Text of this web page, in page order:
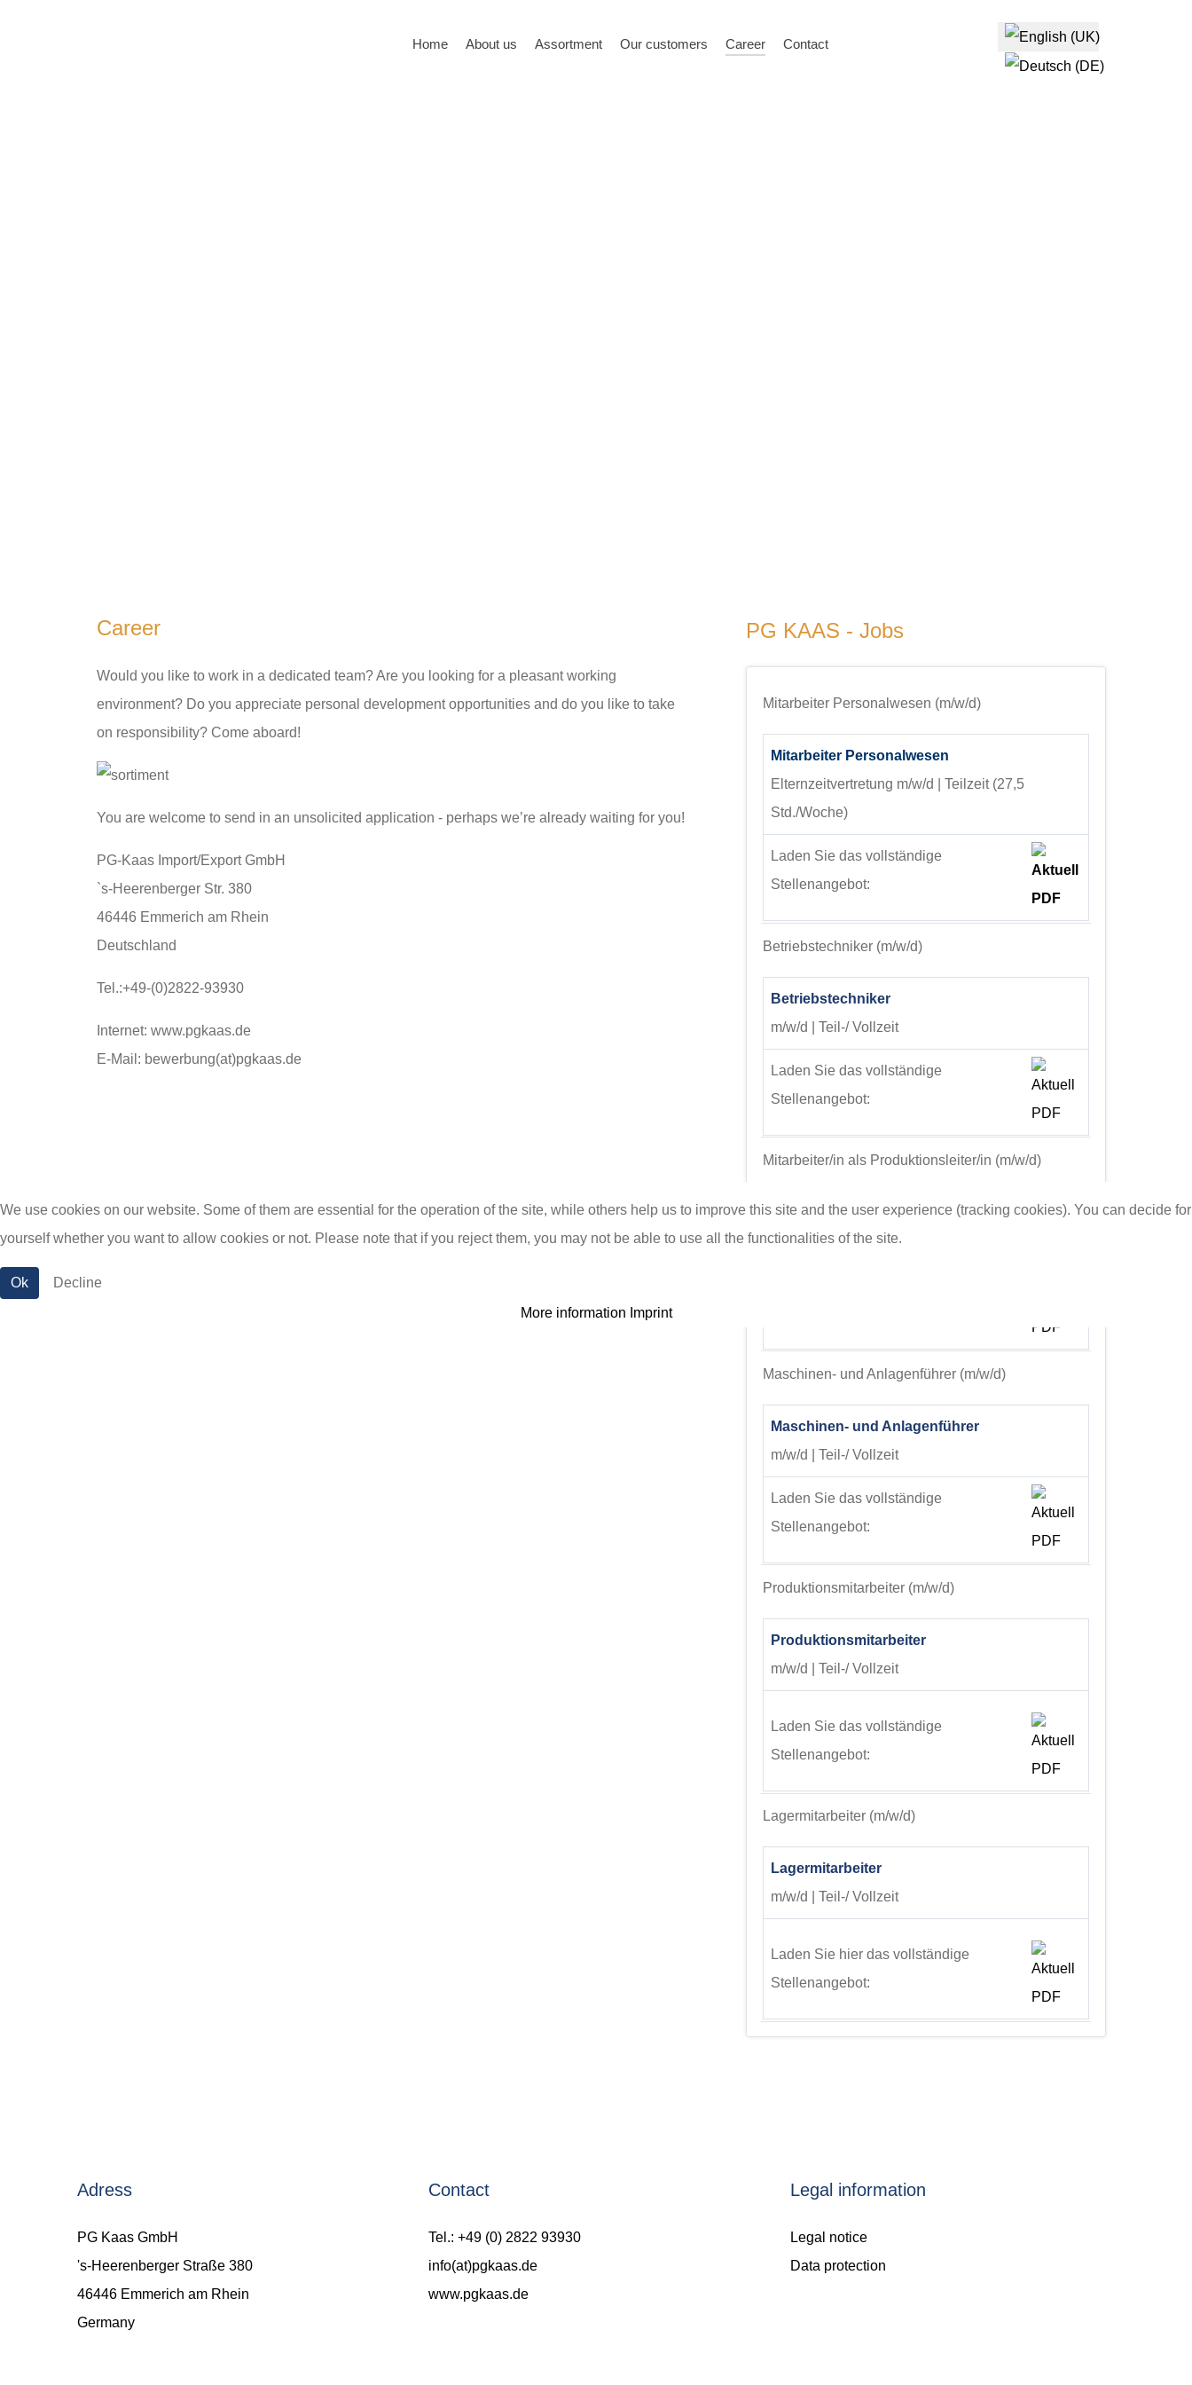
Home About us Assortment Our customers Career Contact
Select your language
Career
Would you like to work in a dedicated team? Are you looking for a pleasant working
environment? Do you appreciate personal development opportunities and do you like to take
on responsibility? Come aboard!
You are welcome to send in an unsolicited application - perhaps we’re already waiting for you!
PG-Kaas Import/Export GmbH
`s-Heerenberger Str. 380
46446 Emmerich am Rhein
Deutschland
Tel.:+49-(0)2822-93930
Internet: www.pgkaas.de
E-Mail: bewerbung(at)pgkaas.de
PG KAAS - Jobs
Mitarbeiter Personalwesen (m/w/d)
Mitarbeiter Personalwesen
Elternzeitvertretung m/w/d | Teilzeit (27,5
Std./Woche)
Laden Sie das vollständige
Stellenangebot:
Betriebstechniker (m/w/d)
Betriebstechniker
m/w/d | Teil-/ Vollzeit
Laden Sie das vollständige
Stellenangebot:
Mitarbeiter/in als Produktionsleiter/in (m/w/d)
Mitarbeiter/in als Produktionsleiter/in
m/w/d | Teil-/ Vollzeit
Maschinen- und Anlagenführer (m/w/d)
Maschinen- und Anlagenführer
m/w/d | Teil-/ Vollzeit
Laden Sie das vollständige
Stellenangebot:
Produktionsmitarbeiter (m/w/d)
Produktionsmitarbeiter
m/w/d | Teil-/ Vollzeit
Laden Sie das vollständige
Stellenangebot:
Lagermitarbeiter (m/w/d)
Lagermitarbeiter
m/w/d | Teil-/ Vollzeit
Laden Sie hier das vollständige
Stellenangebot:
Adress
PG Kaas GmbH
's-Heerenberger Straße 380
46446 Emmerich am Rhein
Germany
Contact
Tel.: +49 (0) 2822 93930
info(at)pgkaas.de
www.pgkaas.de
Legal information
Legal notice
Data protection
We use cookies on our website. Some of them are essential for the operation of the site, while others help us to improve this site and the user experience (tracking cookies). You can decide for
yourself whether you want to allow cookies or not. Please note that if you reject them, you may not be able to use all the functionalities of the site.
Ok
Decline
More information Imprint